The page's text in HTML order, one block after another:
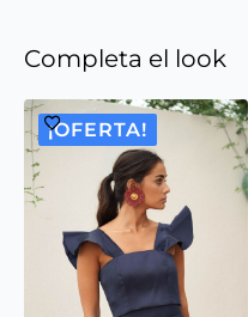
Completa el look
¡OFERTA!